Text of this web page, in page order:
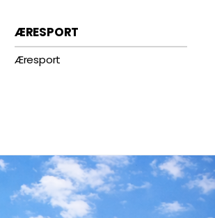
ÆRESPORT
Æresport